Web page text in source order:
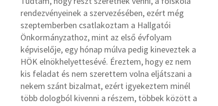
rendezvényeinek a szervezésében, ezért még
szeptemberben csatlakoztam a Hallgatói
Önkormányzathoz, mint az első évfolyam
képviselője, egy hónap múlva pedig kineveztek a
HÖK elnökhelyettesévé. Éreztem, hogy ez nem
kis feladat és nem szerettem volna eljátszani a
nekem szánt bizalmat, ezért igyekeztem minél
több dologból kivenni a részem, többek között a